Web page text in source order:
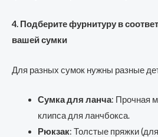
4. Подберите фурнитуру в
вашей сумки
Для разных сумок нужны разные
Сумка для ланча: Прочная
клипса для ланчбокса.
Рюкзак: Толстые пряжки